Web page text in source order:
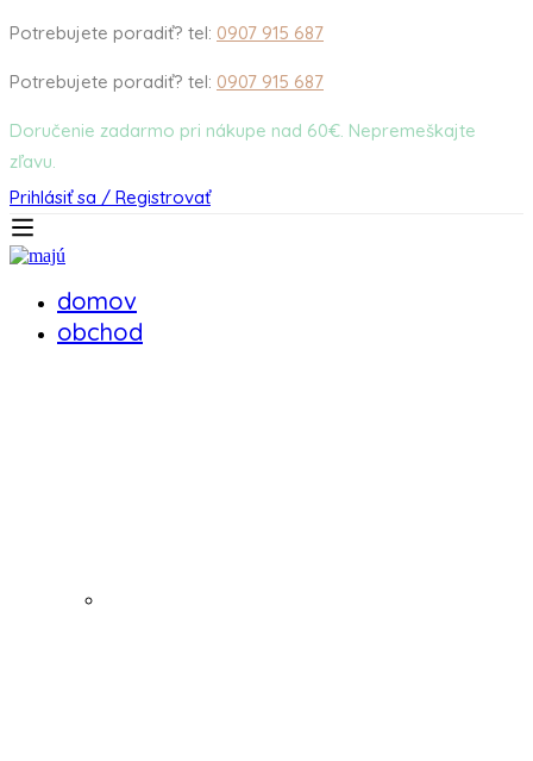
Potrebujete poradiť? tel: 0907 915 687
Potrebujete poradiť? tel: 0907 915 687
Doručenie zadarmo pri nákupe nad 60€. Nepremeškajte
zľavu.
Prihlásiť sa / Registrovať
domov
obchod